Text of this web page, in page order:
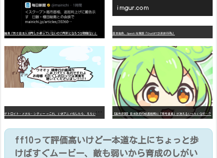
識者「我々日本人は円しか使っていないので円安になろうが問題ない」 日本生命、OpenAIを提訴「ChatGPTが非弁行為」
デ
トロイト・メタル・シティー ⇐これ、いまアニメ化したら、えらいことになってたよな？ 【高市悲報】日本政府の成長戦略に「暗号資産」が消えるいったいなぜ…？
ff10って評価高いけど一本道な上にちょっと歩
けばすぐムービー、敵も弱いから育成のしがい